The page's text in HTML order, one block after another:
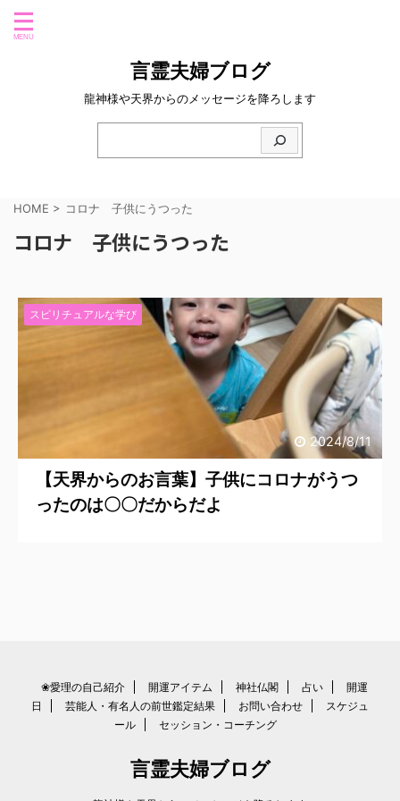
言霊夫婦ブログ
龍神様や天界からのメッセージを降ろします
HOME > コロナ 子供にうつった
コロナ 子供にうつった
2024/8/11
スピリチュアルな学び
【天界からのお言葉】子供にコロナがうつ
ったのは〇〇だからだよ
❀愛理の自己紹介 開運アイテム 神社仏閣 占い
開運
日
芸能人・有名人の前世鑑定結果 お問い合わせ
スケジュ
ール
セッション・コーチング
言霊夫婦ブログ